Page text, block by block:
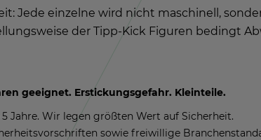
Jede ein­zel­ne wird nicht ma­schi­nell,
der Tipp-Kick Fi­gu­ren be­dingt
ge­eig­net. Er­sti­ckungs­ge­fahr. Klein­tei­le.
Jahre. Wir legen größ­ten Wert auf Si­cher­heit.
sowie frei­wil­li­ge